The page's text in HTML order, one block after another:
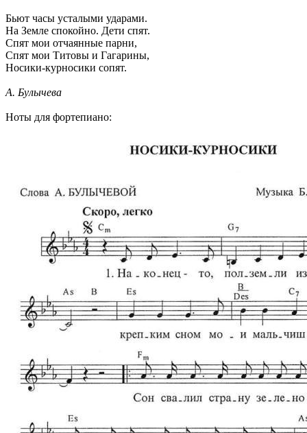
Бьют часы усталыми ударами.
На Земле спокойно. Дети спят.
Спят мои отчаянные парни,
Спят мои Титовы и Гагарины,
Носики-курносики сопят.
А. Булычева
Ноты для фортепиано: